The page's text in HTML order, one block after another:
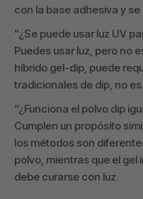
con la base adhesiva y
“¿Se puede usar luz UV
Puedes usar luz, pero no
híbrido gel-dip, puede
tradicionales de dip, no
“¿Funciona el polvo dip
Cumplen un propósito
los métodos son
polvo, mientras que el gel
debe curarse con luz.